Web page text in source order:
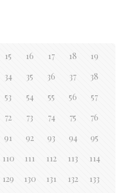
15 16 17 18
19
34 35 36 37
38
53 54 55 56
57
72 73 74 75
76
91 92 93 94
95
110 111 112 113
114
129 130 131 132
133